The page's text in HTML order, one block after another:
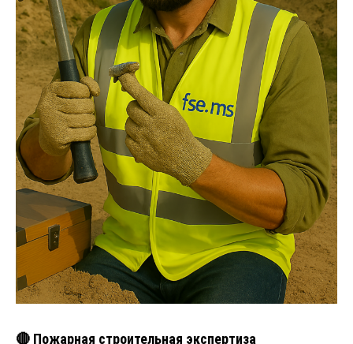
🔴 Пожарная строительная экспертиза